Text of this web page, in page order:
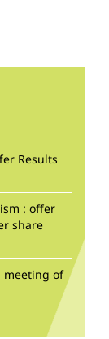
Results
: offer
share
meeting of